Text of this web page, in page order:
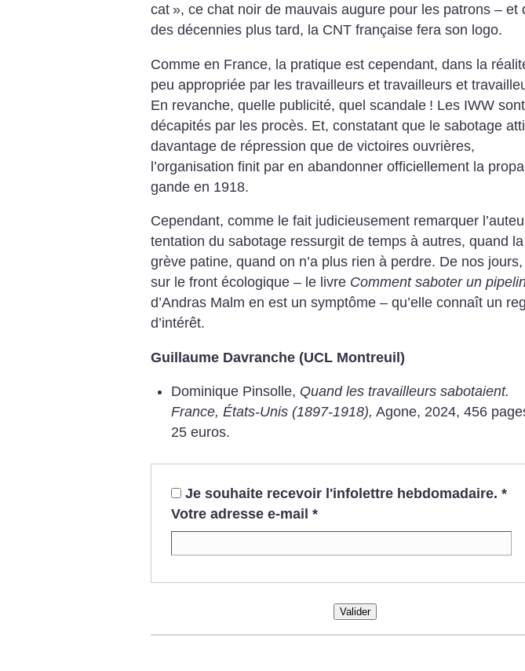
cat », ce chat noir de mauvais augure pour les patrons – et
des décennies plus tard, la CNT française fera son logo.
Comme en France, la pratique est cependant, dans la
peu appropriée par les travailleurs et travailleurs et
En revanche, quelle publicité, quel scan­dale ! Les IWW sont
décapités par les procès. Et, constatant que le sabotage
davantage de répression que de victoires ouvrières,
l’organisation finit par en abandonner officiellement la
gande en 1918.
Cependant, comme le fait judicieusement remarquer
tentation du sabotage ressurgit de temps à autres, quand la
grève patine, quand on n’a plus rien à perdre. De nos jours,
sur le front écologique – le livre Comment saboter un
d’Andras Malm en est un symptôme – qu’elle connaît un
d’intérêt.
Guillaume Davranche (UCL Montreuil)
Dominique Pinsolle, Quand les travailleurs sabotaient.
France, États-Unis (1897-1918), Agone, 2024, 456
25 euros.
Je souhaite recevoir l'infolettre hebdomadaire. *
Votre adresse e-mail *
Valider